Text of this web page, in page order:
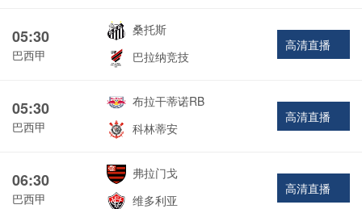
05:30
巴西甲
桑托斯
巴拉纳竞技
高清直播
05:30
巴西甲
布拉干蒂诺RB
科林蒂安
高清直播
06:30
巴西甲
弗拉门戈
维多利亚
高清直播